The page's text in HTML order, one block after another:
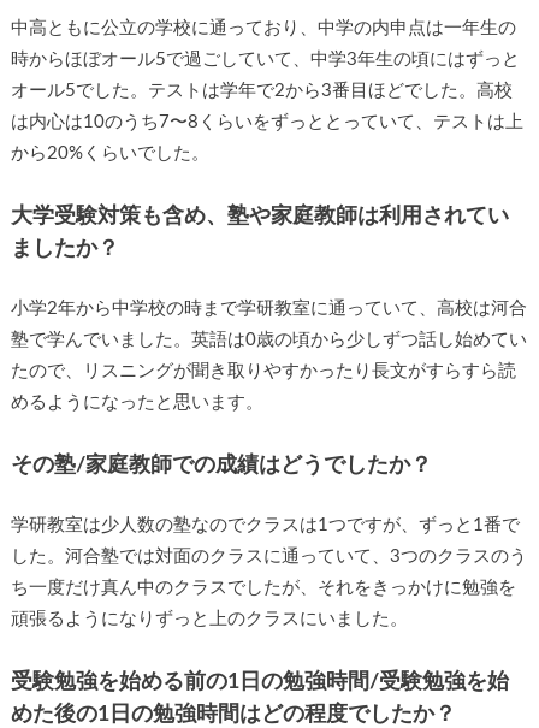
中高ともに公立の学校に通っており、中学の内申点は一年生の
時からほぼオール5で過ごしていて、中学3年生の頃にはずっと
オール5でした。テストは学年で2から3番目ほどでした。高校
は内心は10のうち7〜8くらいをずっととっていて、テストは上
から20%くらいでした。
大学受験対策も含め、塾や家庭教師は利用されてい
ましたか？
小学2年から中学校の時まで学研教室に通っていて、高校は河合
塾で学んでいました。英語は0歳の頃から少しずつ話し始めてい
たので、リスニングが聞き取りやすかったり長文がすらすら読
めるようになったと思います。
その塾/家庭教師での成績はどうでしたか？
学研教室は少人数の塾なのでクラスは1つですが、ずっと1番で
した。河合塾では対面のクラスに通っていて、3つのクラスのう
ち一度だけ真ん中のクラスでしたが、それをきっかけに勉強を
頑張るようになりずっと上のクラスにいました。
受験勉強を始める前の1日の勉強時間/受験勉強を始
めた後の1日の勉強時間はどの程度でしたか？